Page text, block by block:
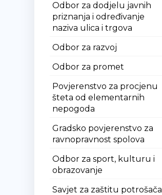
Odbor za dodjelu javnih
priznanja i određivanje
naziva ulica i trgova
Odbor za razvoj
Odbor za promet
Povjerenstvo za procjenu
šteta od elementarnih
nepogoda
Gradsko povjerenstvo za
ravnopravnost spolova
Odbor za sport, kulturu i
obrazovanje
Savjet za zaštitu potrošača